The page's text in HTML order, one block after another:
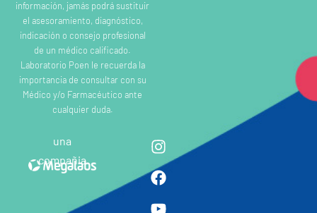
información, jamás podrá sustituir
el asesoramiento, diagnóstico,
indicación o consejo profesional
de un médico calificado.
Laboratorio Poen le recuerda la
importancia de consultar con su
Médico y/o Farmacéutico ante
cualquier duda.
una
compañia